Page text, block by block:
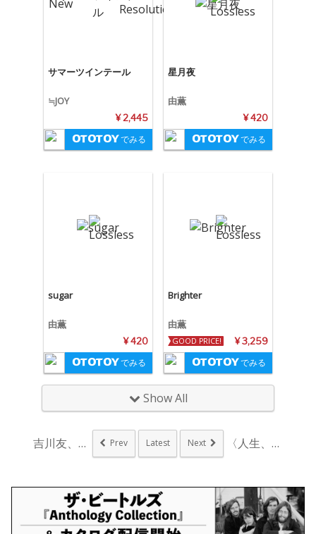
サマーツインテール
≒JOY
¥ 2,445
でみる
星月夜
由薫
¥ 420
でみる
sugar
由薫
¥ 420
でみる
Brighter
由薫
¥ 3,259
GOOD PRICE!
でみる
Show All
吉川友、疾走感溢れる... Prev Latest Next 〈人生、歌がある〉5...